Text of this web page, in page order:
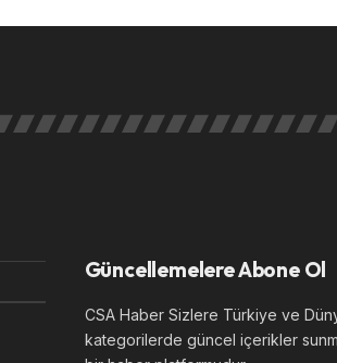
Güncellemelere Abone Ol
CSA Haber Sizlere Türkiye ve
kategorilerde güncel içerikler